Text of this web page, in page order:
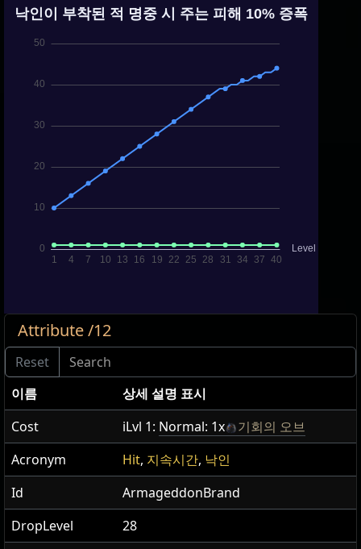
Attribute /12
이름
상세 설명 표시
Cost
iLvl 1: Normal: 1x
기회의 오브
Acronym
Hit, 지속시간, 낙인
Id
ArmageddonBrand
DropLevel
28